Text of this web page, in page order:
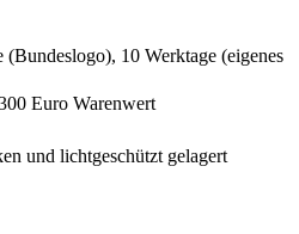
(Bundeslogo), 10 Werktage (eigenes
Euro Warenwert
und lichtgeschützt gelagert